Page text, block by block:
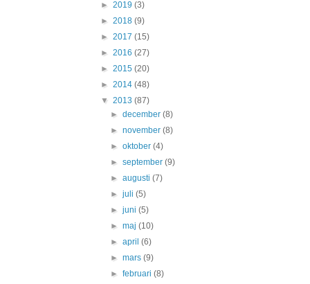
► 2019 (3)
► 2018 (9)
► 2017 (15)
► 2016 (27)
► 2015 (20)
► 2014 (48)
▼ 2013 (87)
►december(8)
►november(8)
►oktober(4)
►september(9)
►augusti(7)
►juli(5)
►juni(5)
►maj(10)
►april(6)
►mars(9)
►februari(8)